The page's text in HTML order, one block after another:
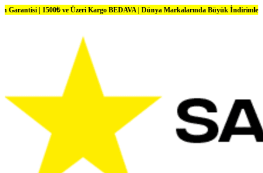
ve Üzeri Kargo BEDAVA | Dünya Markalarında Büyük İndirimler